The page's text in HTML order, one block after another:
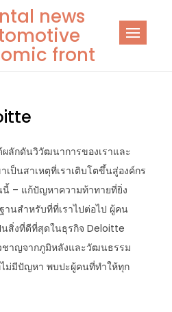
news
front
ผลักดันวิวัฒนาการของเราและ
เป็นสาเหตุที่เราเติบโตขึ้นสู่องค์กร
นี้ – แก้ปัญหาความท้าทายที่ยิ่ง
นสำหรับที่ที่เราไปต่อไป ผู้คน
นสิ่งที่ดีที่สุดในธุรกิจ Deloitte
ชาญจากภูมิหลังและวัฒนธรรม
ม่มีปัญหา พบปะผู้คนที่ทำให้ทุก